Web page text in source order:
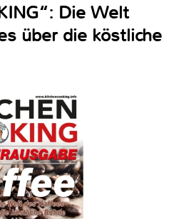
Die Welt
über die köstliche